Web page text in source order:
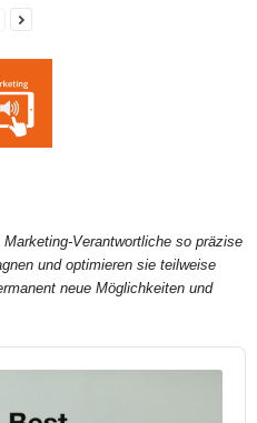
Verantwortliche so präzise
und optimieren sie teilweise
neue Möglichkeiten und